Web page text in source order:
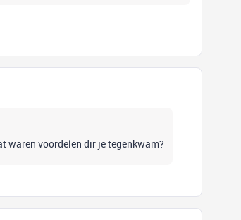
waren voordelen dir je tegenkwam?